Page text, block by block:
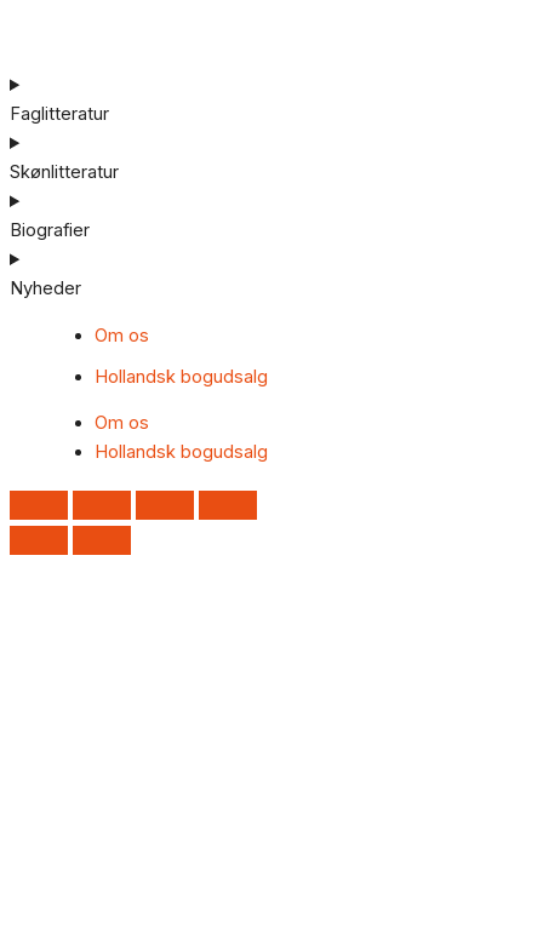
Faglitteratur
Skønlitteratur
Biografier
Nyheder
Om os
Hollandsk bogudsalg
Om os
Hollandsk bogudsalg